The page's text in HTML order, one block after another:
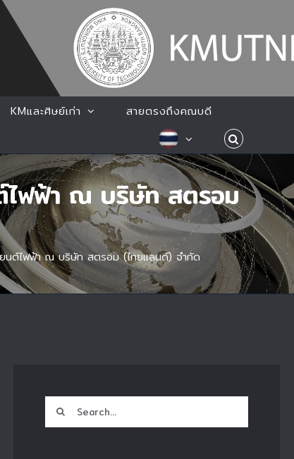
KMและศิษย์เก่า สายตรงถึงคณบดี
ไฟฟ้า ณ บริษัท สตรอม
ยนต์ไฟฟ้า ณ บริษัท สตรอม (ไทยแลนด์) จำกัด
Search
for: